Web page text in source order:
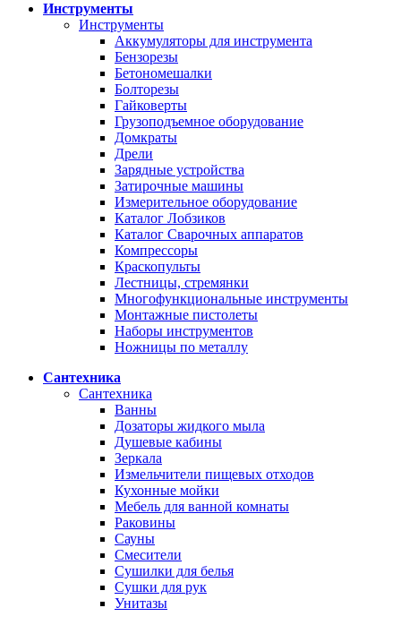
Инструменты
Инструменты
Аккумуляторы для инструмента
Бензорезы
Бетономешалки
Болторезы
Гайковерты
Грузоподъемное оборудование
Домкраты
Дрели
Зарядные устройства
Затирочные машины
Измерительное оборудование
Каталог Лобзиков
Каталог Сварочных аппаратов
Компрессоры
Краскопульты
Лестницы, стремянки
Многофункциональные инструменты
Монтажные пистолеты
Наборы инструментов
Ножницы по металлу
Сантехника
Сантехника
Ванны
Дозаторы жидкого мыла
Душевые кабины
Зеркала
Измельчители пищевых отходов
Кухонные мойки
Мебель для ванной комнаты
Раковины
Сауны
Смесители
Сушилки для белья
Сушки для рук
Унитазы